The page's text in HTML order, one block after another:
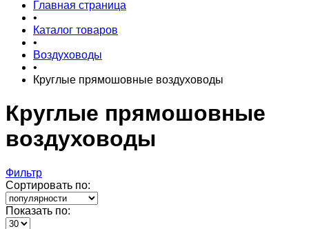
Главная страница
•
Каталог товаров
•
Воздуховоды
•
Круглые прямошовные воздуховоды
Круглые прямошовные
воздуховоды
Фильтр
Сортировать по:
Показать по: